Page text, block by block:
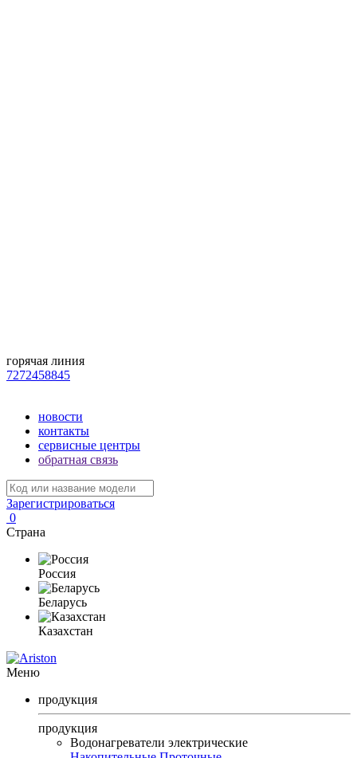
горячая линия
7272458845
новости
контакты
сервисные центры
обратная связь
Зарегистрироваться
0
Страна
Россия
Беларусь
Казахстан
Меню
продукция
продукция
Водонагреватели электрические